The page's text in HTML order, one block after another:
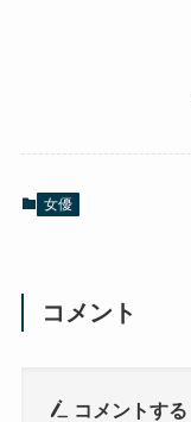
女優
コメント
コメントする